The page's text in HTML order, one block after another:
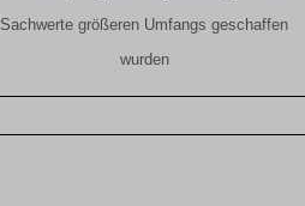
Sachwerte größeren Umfangs geschaffen
wurden